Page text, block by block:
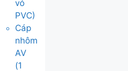
vỏ
PVC)
Cáp
nhôm
AV
(1